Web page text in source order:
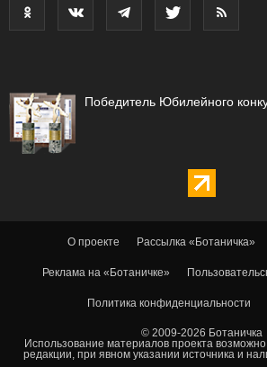
Победитель Юбилейного
О проекте Рассылка «Ботаничка»
Реклама на «Ботаничке»
Политика конфиденциальности
© 2009-2026 Ботаничка
Использование материалов проекта
редакции, при явном указании источника и